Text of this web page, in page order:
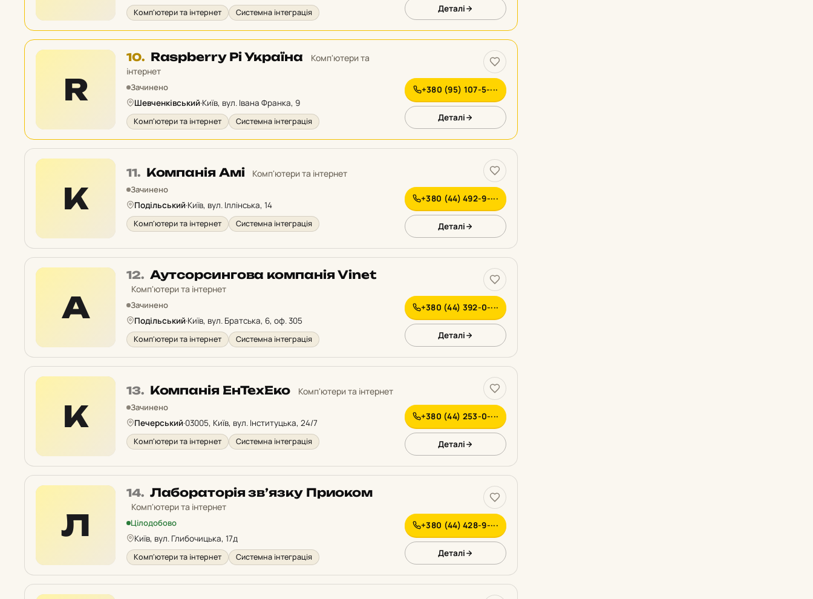
Комп'ютери та інтернет Системна інтеграція Деталі
R
10. Місце
10
у
Raspberry Pi Україна
Комп'ютери та
інтернет
Зачинено
Шевченківський·Київ, вул. Івана Франка, 9
Комп'ютери та інтернет Системна інтеграція
+380 (95) 107-5-···
Деталі
К
11. Місце
11
рейтингу:
Компанія Амі Комп'ютери та інтернет
Зачинено
Подільський·Київ, вул. Іллінська, 14
Комп'ютери та інтернет Системна інтеграція
+380 (44) 492-9-···
Деталі
А
12. Місце
12
у
Аутсорсингова компанія Vinet
Комп'ютери та інтернет
Зачинено
Подільський·Київ, вул. Братська, 6, оф. 305
Комп'ютери та інтернет Системна інтеграція
+380 (44) 392-0-···
Деталі
К
13. Місце
13
рейтингу:
Компанія ЕнТехЕко Комп'ютери та інтернет
Зачинено
Печерський·03005, Київ, вул. Інституцька, 24/7
Комп'ютери та інтернет Системна інтеграція
+380 (44) 253-0-···
Деталі
Л
14. Місце
14
у
рейтингу:
Лабораторія зв’язку Приоком
Комп'ютери та інтернет
Цілодобово
Київ, вул. Глибочицька, 17д
Комп'ютери та інтернет Системна інтеграція
+380 (44) 428-9-···
Деталі